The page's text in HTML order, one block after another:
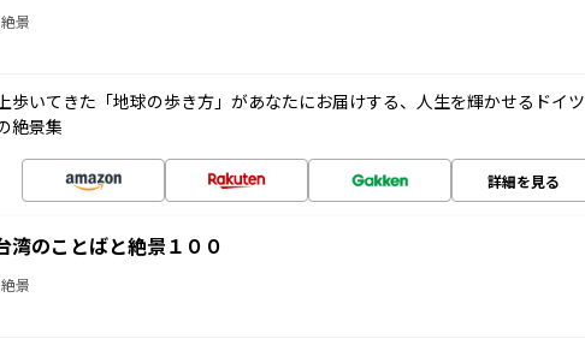
景
歩いてきた「地球の歩き方」があなたにお届けする、人生を輝かせるドイツ
絶景集
詳細を見る
湾のことばと絶景１００
景